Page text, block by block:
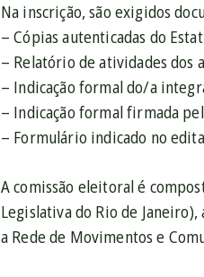
Na inscrição, são exigidos
– Cópias autenticadas do
– Relatório de atividades dos
– Indicação formal do/a
– Indicação formal firmada
– Formulário indicado no
A comissão eleitoral é
Legislativa do Rio de Janeiro),
a Rede de Movimentos e